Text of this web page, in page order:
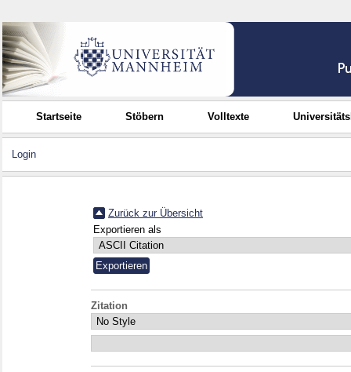
Startseite Stöbern Volltexte
Login
Zurück zur Übersicht
Exportieren als
Zitation